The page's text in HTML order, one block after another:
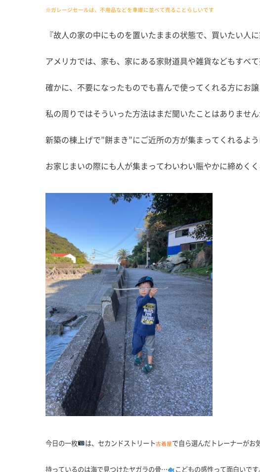
※ガレージセールは、不用品などを車庫に並べて売ることらしいです
『故人の家の中にものを置いたままの状態で、買いたい人
アメリカでは、家も、家にある家財道具や雑貨などもすべ
確かに、不要になったものでも喜んで使ってくれる方にお
私の周りではそういった方法はまだ聞いたことはありませ
新築の棟上げで”餅まき”にご近所の方が集まってくれるよう
お家じまいの際にも人が集まってわいわい賑やかに締めく
今日の一枚 は、セカンドストリート古着屋 で自ら選んだトレーナーがお
持っているのは海で見つけたヤガラの骨… こどもの感性って面白いです